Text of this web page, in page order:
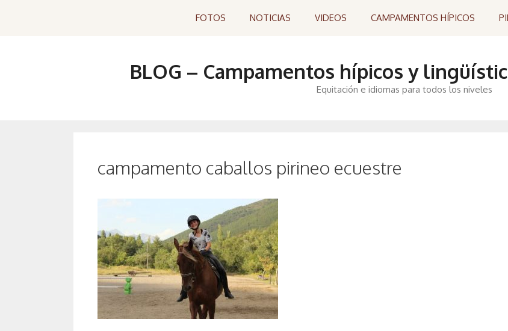
FOTOS NOTICIAS VIDEOS CAMPAMENTOS HÍPICOS
BLOG – Campamentos hípicos y
Equitación e idiomas para todos los niveles
campamento caballos pirineo ecuestre